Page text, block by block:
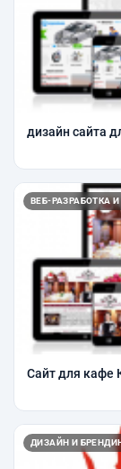
дизайн сайта
ВЕБ-РАЗРАБОТКА И
Сайт для кафе
ДИЗАЙН И